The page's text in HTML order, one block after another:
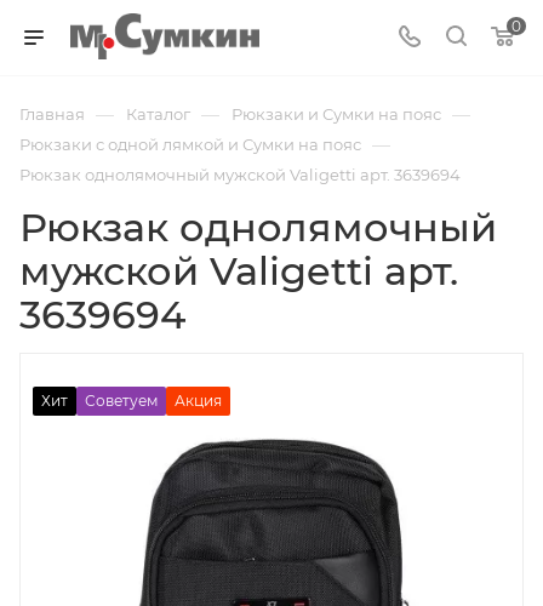
0
Главная — Каталог — Рюкзаки и Сумки на пояс —
Рюкзаки с одной лямкой и Сумки на пояс —
Рюкзак однолямочный мужской Valigetti арт. 3639694
Рюкзак однолямочный
мужской Valigetti арт.
3639694
Хит Советуем Акция